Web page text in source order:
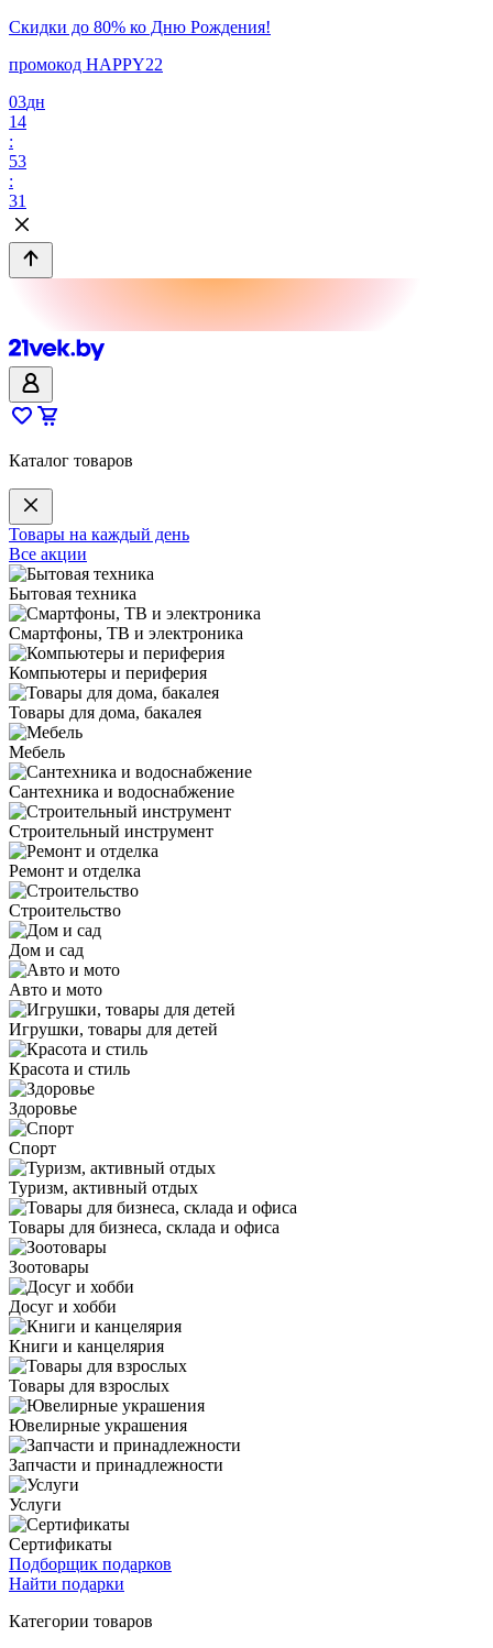
Скидки до 80% ко Дню Рождения!
промокод HAPPY22
03дн
14
:
53
:
31
Каталог товаров
Товары на каждый день
Все акции
Бытовая техника
Смартфоны, ТВ и электроника
Компьютеры и периферия
Товары для дома, бакалея
Мебель
Сантехника и водоснабжение
Строительный инструмент
Ремонт и отделка
Строительство
Дом и сад
Авто и мото
Игрушки, товары для детей
Красота и стиль
Здоровье
Спорт
Туризм, активный отдых
Товары для бизнеса, склада и офиса
Зоотовары
Досуг и хобби
Книги и канцелярия
Товары для взрослых
Ювелирные украшения
Запчасти и принадлежности
Услуги
Сертификаты
Подборщик подарков
Найти подарки
Категории товаров